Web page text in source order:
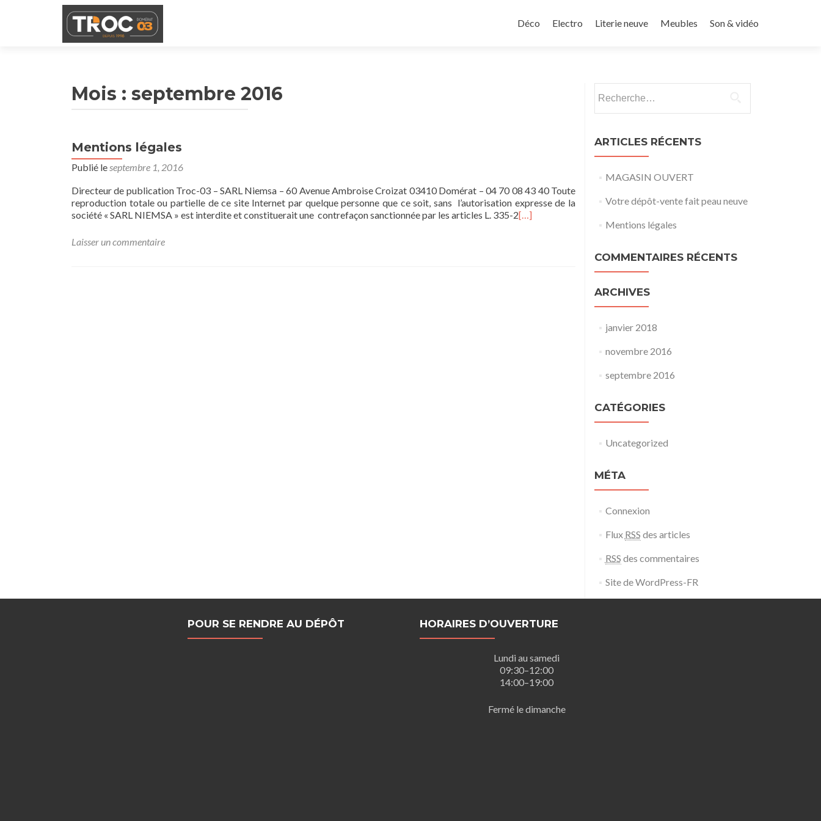
Déco
Electro Literie neuve Meubles Son & vidéo
Mois : septembre 2016
Mentions légales
Publié leseptembre 1, 2016
Directeur de publication Troc-03 – SARL Niemsa – 60 Avenue Ambroise Croizat 03410 Domérat – 04 70 08 43 40 Toute
reproduction totale ou partielle de ce site Internet par quelque personne que ce soit, sans l’autorisation expresse de la
société « SARL NIEMSA » est interdite et constituerait une contrefaçon sanctionnée par les articles L. 335-2[…]
Laisser un commentaire
ARTICLES RÉCENTS
MAGASIN OUVERT
Votre dépôt-vente fait peau neuve
Mentions légales
COMMENTAIRES RÉCENTS
ARCHIVES
janvier 2018
novembre 2016
septembre 2016
CATÉGORIES
Uncategorized
MÉTA
Connexion
Flux RSS des articles
RSS des commentaires
Site de WordPress-FR
POUR SE RENDRE AU DÉPÔT HORAIRES D’OUVERTURE
Lundi au samedi
09:30–12:00
14:00–19:00
Fermé le dimanche